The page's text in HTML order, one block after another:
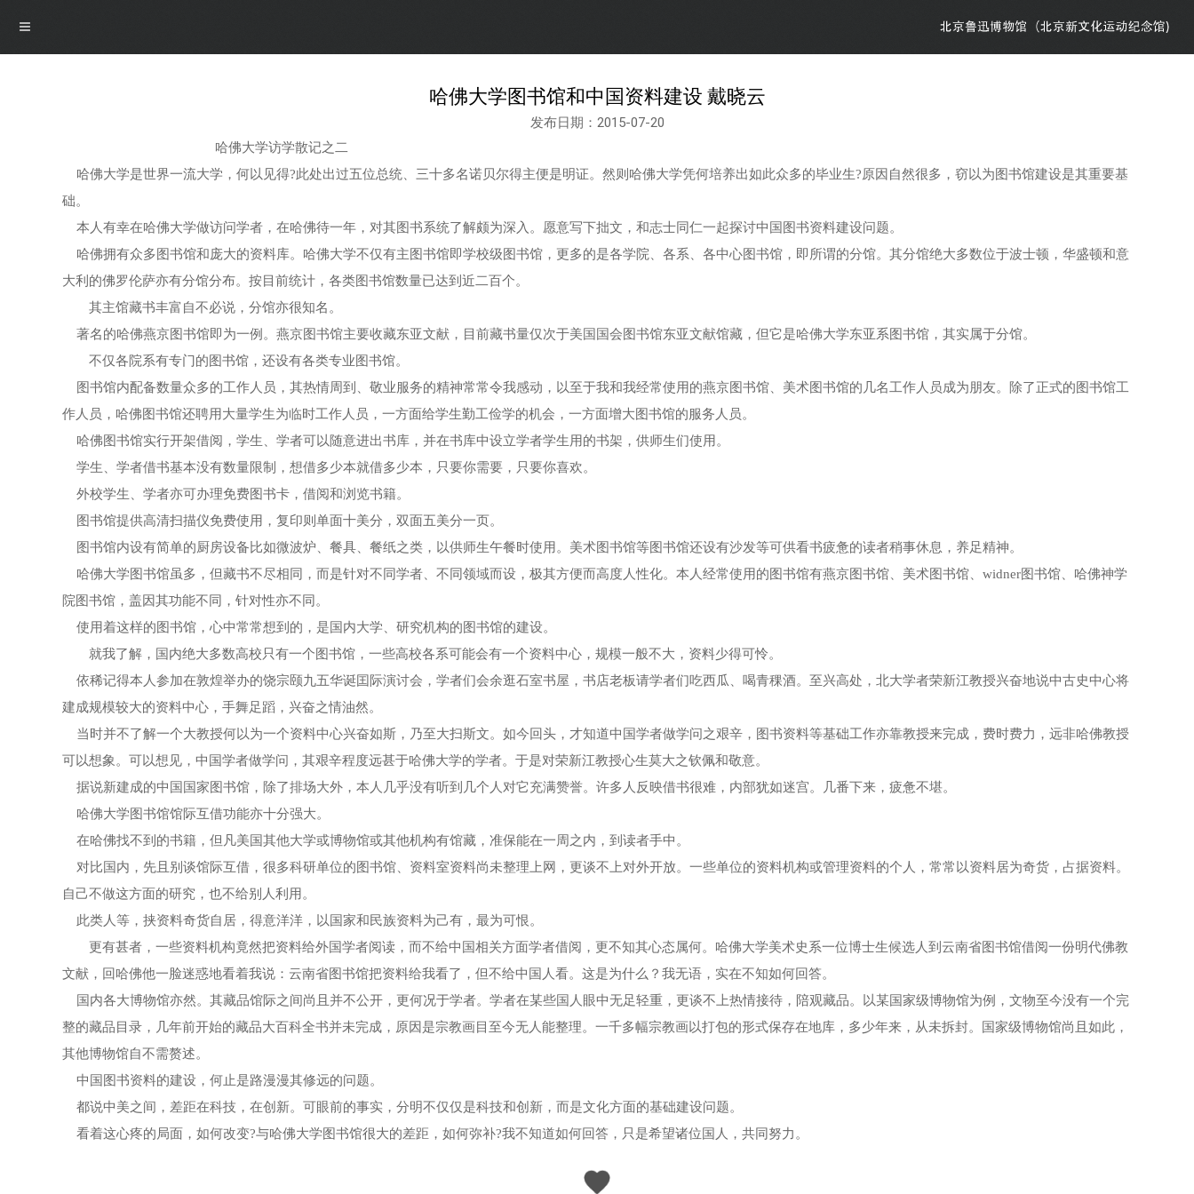
展览
最新展览
基本陈列
展览回顾
鲁迅故居
北大红楼
学术研究
学术成果
史料钩沉
新文化讲堂
鲁迅研究月刊
在线检索系统
馆藏精品
手稿
藏书
美术品
故居文物
其他
教育宣传
教育活动介绍
教育活动预约和收费
导览设备租赁
志愿者报名
文创产品
哈佛大学图书馆和中国资料建设 戴晓云
发布日期：2015-07-20
哈佛大学访学散记之二
哈佛大学是世界一流大学，何以见得?此处出过五位总统、三十多名诺贝尔得主便是明证。然则哈佛大学凭何培养出如此众多的毕业生?原因自然很多，窃以为图书馆建设是其重要基
础。
本人有幸在哈佛大学做访问学者，在哈佛待一年，对其图书系统了解颇为深入。愿意写下拙文，和志士同仁一起探讨中国图书资料建设问题。
哈佛拥有众多图书馆和庞大的资料库。哈佛大学不仅有主图书馆即学校级图书馆，更多的是各学院、各系、各中心图书馆，即所谓的分馆。其分馆绝大多数位于波士顿，华盛顿和意
大利的佛罗伦萨亦有分馆分布。按目前统计，各类图书馆数量已达到近二百个。
其主馆藏书丰富自不必说，分馆亦很知名。
著名的哈佛燕京图书馆即为一例。燕京图书馆主要收藏东亚文献，目前藏书量仅次于美国国会图书馆东亚文献馆藏，但它是哈佛大学东亚系图书馆，其实属于分馆。
不仅各院系有专门的图书馆，还设有各类专业图书馆。
图书馆内配备数量众多的工作人员，其热情周到、敬业服务的精神常常令我感动，以至于我和我经常使用的燕京图书馆、美术图书馆的几名工作人员成为朋友。除了正式的图书馆工
作人员，哈佛图书馆还聘用大量学生为临时工作人员，一方面给学生勤工俭学的机会，一方面增大图书馆的服务人员。
哈佛图书馆实行开架借阅，学生、学者可以随意进出书库，并在书库中设立学者学生用的书架，供师生们使用。
学生、学者借书基本没有数量限制，想借多少本就借多少本，只要你需要，只要你喜欢。
外校学生、学者亦可办理免费图书卡，借阅和浏览书籍。
图书馆提供高清扫描仪免费使用，复印则单面十美分，双面五美分一页。
图书馆内设有简单的厨房设备比如微波炉、餐具、餐纸之类，以供师生午餐时使用。美术图书馆等图书馆还设有沙发等可供看书疲惫的读者稍事休息，养足精神。
哈佛大学图书馆虽多，但藏书不尽相同，而是针对不同学者、不同领域而设，极其方便而高度人性化。本人经常使用的图书馆有燕京图书馆、美术图书馆、widner图书馆、哈佛神学
院图书馆，盖因其功能不同，针对性亦不同。
使用着这样的图书馆，心中常常想到的，是国内大学、研究机构的图书馆的建设。
就我了解，国内绝大多数高校只有一个图书馆，一些高校各系可能会有一个资料中心，规模一般不大，资料少得可怜。
依稀记得本人参加在敦煌举办的饶宗颐九五华诞囯际演讨会，学者们会余逛石室书屋，书店老板请学者们吃西瓜、喝青稞酒。至兴高处，北大学者荣新江教授兴奋地说中古史中心将
建成规模较大的资料中心，手舞足蹈，兴奋之情油然。
当时并不了解一个大教授何以为一个资料中心兴奋如斯，乃至大扫斯文。如今回头，才知道中国学者做学问之艰辛，图书资料等基础工作亦靠教授来完成，费时费力，远非哈佛教授
可以想象。可以想见，中国学者做学问，其艰辛程度远甚于哈佛大学的学者。于是对荣新江教授心生莫大之钦佩和敬意。
据说新建成的中国国家图书馆，除了排场大外，本人几乎没有听到几个人对它充满赞誉。许多人反映借书很难，内部犹如迷宫。几番下来，疲惫不堪。
哈佛大学图书馆馆际互借功能亦十分强大。
在哈佛找不到的书籍，但凡美国其他大学或博物馆或其他机构有馆藏，准保能在一周之内，到读者手中。
对比国内，先且别谈馆际互借，很多科研单位的图书馆、资料室资料尚未整理上网，更谈不上对外开放。一些单位的资料机构或管理资料的个人，常常以资料居为奇货，占据资料。
自己不做这方面的研究，也不给别人利用。
此类人等，挟资料奇货自居，得意洋洋，以国家和民族资料为己有，最为可恨。
更有甚者，一些资料机构竟然把资料给外国学者阅读，而不给中国相关方面学者借阅，更不知其心态属何。哈佛大学美术史系一位博士生候选人到云南省图书馆借阅一份明代佛教
文献，回哈佛他一脸迷惑地看着我说：云南省图书馆把资料给我看了，但不给中国人看。这是为什么？我无语，实在不知如何回答。
国内各大博物馆亦然。其藏品馆际之间尚且并不公开，更何况于学者。学者在某些国人眼中无足轻重，更谈不上热情接待，陪观藏品。以某国家级博物馆为例，文物至今没有一个完
整的藏品目录，几年前开始的藏品大百科全书并未完成，原因是宗教画目至今无人能整理。一千多幅宗教画以打包的形式保存在地库，多少年来，从未拆封。国家级博物馆尚且如此，
其他博物馆自不需赘述。
中国图书资料的建设，何止是路漫漫其修远的问题。
都说中美之间，差距在科技，在创新。可眼前的事实，分明不仅仅是科技和创新，而是文化方面的基础建设问题。
看着这心疼的局面，如何改变?与哈佛大学图书馆很大的差距，如何弥补?我不知道如何回答，只是希望诸位国人，共同努力。